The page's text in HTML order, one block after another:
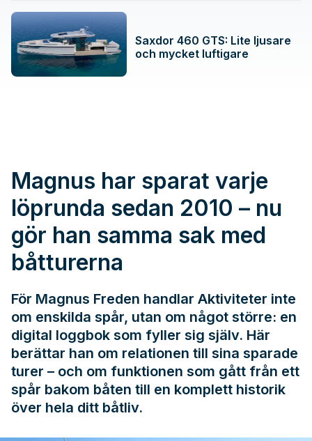
Saxdor 460 GTS: Lite ljusare
och mycket luftigare
Magnus har sparat varje
löprunda sedan 2010 – nu
gör han samma sak med
båtturerna
För Magnus Freden handlar Aktiviteter inte
om enskilda spår, utan om något större: en
digital loggbok som fyller sig själv. Här
berättar han om relationen till sina sparade
turer – och om funktionen som gått från ett
spår bakom båten till en komplett historik
över hela ditt båtliv.